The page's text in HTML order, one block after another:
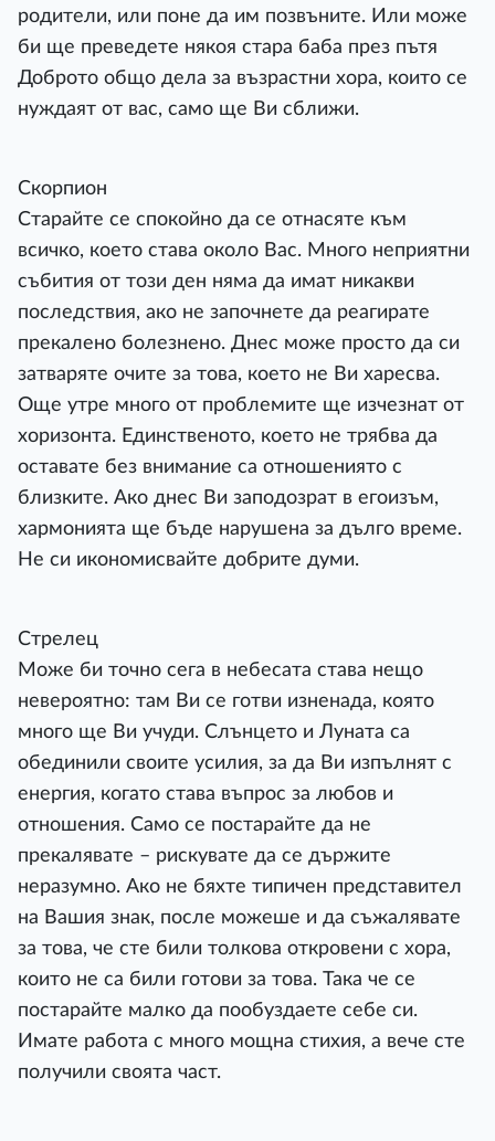
родители, или поне да им позвъните. Или може
би ще преведете някоя стара баба през пътя
Доброто общо дела за възрастни хора, които се
нуждаят от вас, само ще Ви сближи.
Скорпион
Старайте се спокойно да се отнасяте към
всичко, което става около Вас. Много неприятни
събития от този ден няма да имат никакви
последствия, ако не започнете да реагирате
прекалено болезнено. Днес може просто да си
затваряте очите за това, което не Ви харесва.
Още утре много от проблемите ще изчезнат от
хоризонта. Единственото, което не трябва да
оставате без внимание са отношениято с
близките. Ако днес Ви заподозрат в егоизъм,
хармонията ще бъде нарушена за дълго време.
Не си икономисвайте добрите думи.
Стрелец
Може би точно сега в небесата става нещо
невероятно: там Ви се готви изненада, която
много ще Ви учуди. Слънцето и Луната са
обединили своите усилия, за да Ви изпълнят с
енергия, когато става въпрос за любов и
отношения. Само се постарайте да не
прекалявате – рискувате да се държите
неразумно. Ако не бяхте типичен представител
на Вашия знак, после можеше и да съжалявате
за това, че сте били толкова откровени с хора,
които не са били готови за това. Така че се
постарайте малко да пообуздаете себе си.
Имате работа с много мощна стихия, а вече сте
получили своята част.